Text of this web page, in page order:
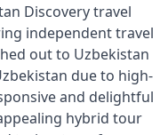
Discovery travel
independent travel
out to Uzbekistan
due to high-
and delightful
hybrid tour